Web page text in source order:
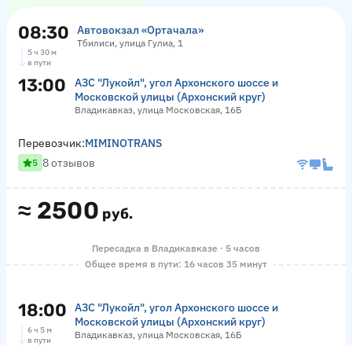
08:30 Автовокзал «Ортачала»
Тбилиси, улица Гулиа, 1
5 ч 30 м
в пути
13:00
АЗС "Лукойл", угол Архонского шоссе и
Московской улицы (Архонский круг)
Владикавказ, улица Московская, 16Б
≈ 2500 руб.
Перевозчик:MIMINOTRANS
5 8 отзывов
Пересадка в Владикавказе · 5 часов
Общее время в пути: 16 часов 35 минут
18:00
АЗС "Лукойл", угол Архонского шоссе и
Московской улицы (Архонский круг)
Владикавказ, улица Московская, 16Б
6 ч 5 м
в пути